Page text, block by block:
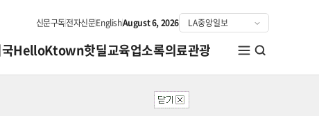
신문구독전자신문EnglishAugust 6, 2026
HelloKtown핫딜교육업소록의료관광